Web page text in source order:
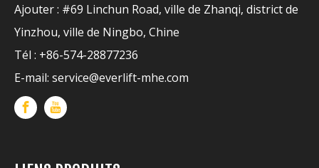
Ajouter : #69 Linchun Road, ville de Zhanqi, district de
Yinzhou, ville de Ningbo, Chine
Tél : +86-574-28877236
E-mail: service@everlift-mhe.com